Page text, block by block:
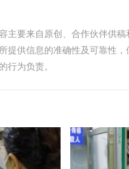
主要来自原创、合作伙伴供
提供信息的准确性及可靠性
行为负责。